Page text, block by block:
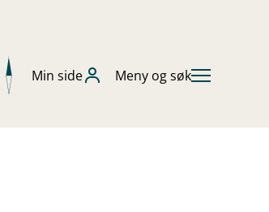
Min side Meny og søk